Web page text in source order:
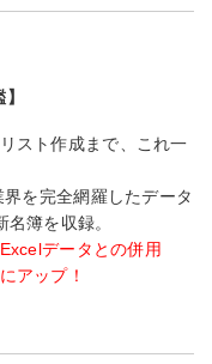
スト作成まで、これ一
を完全網羅したデータ
簿を収録。
データとの併用
アップ！